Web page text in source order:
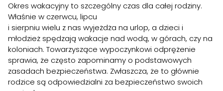
Okres wakacyjny to szczególny czas dla całej rodziny.
Właśnie w czerwcu, lipcu
i sierpniu wielu z nas wyjeżdża na urlop, a dzieci i
młodzież spędzają wakacje nad wodą, w górach, czy na
koloniach. Towarzyszące wypoczynkowi odprężenie
sprawia, że często zapominamy o podstawowych
zasadach bezpieczeństwa. Zwłaszcza, że to głównie
rodzice są odpowiedzialni za bezpieczeństwo swoich